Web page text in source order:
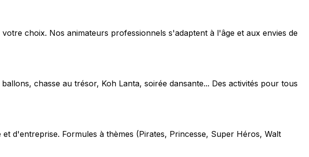
choix. Nos animateurs professionnels s'adaptent à l'âge et aux envies de
chasse au trésor, Koh Lanta, soirée dansante... Des activités pour tous
d'entreprise. Formules à thèmes (Pirates, Princesse, Super Héros, Walt